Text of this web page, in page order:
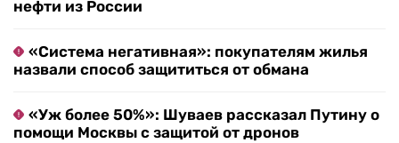
нефти из России
«Система негативная»: покупателям жилья
назвали способ защититься от обмана
«Уж более 50%»: Шуваев рассказал Путину о
помощи Москвы с защитой от дронов